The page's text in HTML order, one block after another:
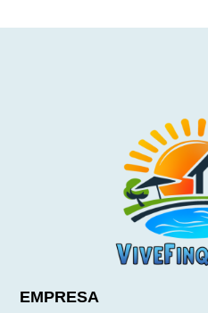
EMPRESA